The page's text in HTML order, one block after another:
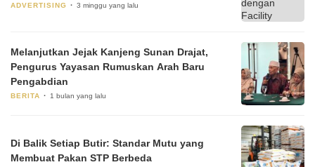
ADVERTISING 3 minggu yang lalu
Melanjutkan Jejak Kanjeng Sunan Drajat,
Pengurus Yayasan Rumuskan Arah Baru
Pengabdian
BERITA 1 bulan yang lalu
Di Balik Setiap Butir: Standar Mutu yang
Membuat Pakan STP Berbeda